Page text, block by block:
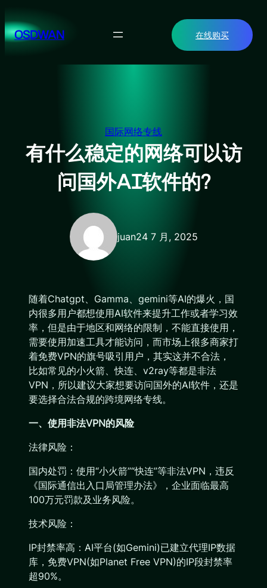
至
内OSDWAN 在线购买
国际网络专线
有什么稳定的网络可以访
问国外AI软件的?
juan24 7 月, 2025
随着Chatgpt、Gamma、gemini等AI的爆火，国
内很多用户都想使用AI软件来提升工作或者学习效
率，但是由于地区和网络的限制，不能直接使用，
需要使用加速工具才能访问，而市场上很多商家打
着免费VPN的旗号吸引用户，其实这并不合法，
比如常见的小火箭、快连、v2ray等都是非法
VPN，所以建议大家想要访问国外的AI软件，还是
要选择合法合规的跨境网络专线。
一、使用非法VPN的风险
法律风险：
国内处罚：使用“小火箭”“快连”等非法VPN，违反
《国际通信出入口局管理办法》，企业面临最高
100万元罚款及业务风险。
技术风险：
IP封禁率高：AI平台(如Gemini)已建立代理IP数据
库，免费VPN(如Planet Free VPN)的IP段封禁率
超90%。